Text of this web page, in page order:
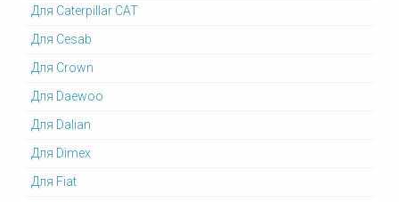
Для Caterpillar CAT
Для Cesab
Для Crown
Для Daewoo
Для Dalian
Для Dimex
Для Fiat